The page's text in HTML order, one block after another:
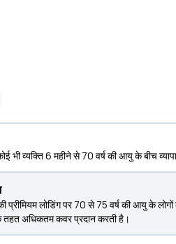
भी व्यक्ति 6 महीने से 70 वर्ष की आयु के बीच
प्रीमियम लोडिंग पर 70 से 75 वर्ष की आयु के
तहत अधिकतम कवर प्रदान करती है।